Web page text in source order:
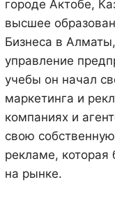
городе Актобе,
высшее
Бизнеса в
управление
учебы он начал
маркетинга и
компаниях и
свою
рекламе, которая
на рынке.